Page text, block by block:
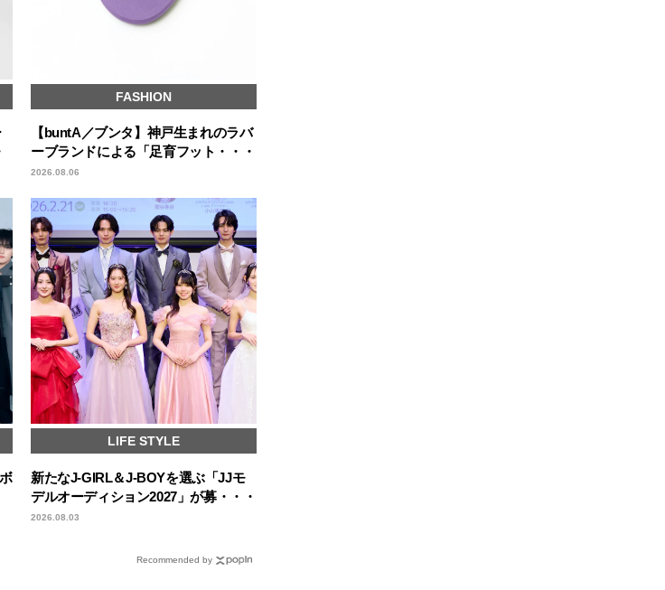
FASHION
【buntA／ブンタ】神戸生まれのラバ
ーブランドによる「足育フット・・・
2026.08.06
LIFE STYLE
新たなJ-GIRL＆J-BOYを選ぶ「JJモ
デルオーディション2027」が募・・・
2026.08.03
Recommended by